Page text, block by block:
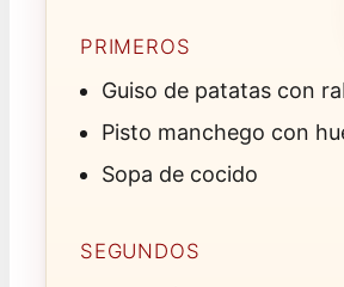
PRIMEROS
Guiso de patatas con
Pisto manchego con
Sopa de cocido
SEGUNDOS